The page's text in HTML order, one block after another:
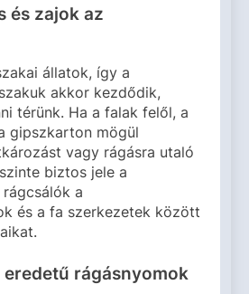
és zajok az
állatok, így a
akkor kezdődik,
térünk. Ha a falak felől, a
gipszkarton mögül
vagy rágásra utaló
biztos jele a
a
és a fa szerkezetek között
eredetű rágásnyomok